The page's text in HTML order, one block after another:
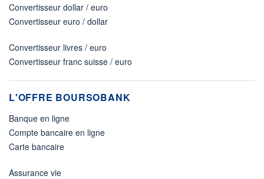
Convertisseur dollar / euro
Convertisseur euro / dollar
Convertisseur livres / euro
Convertisseur franc suisse / euro
L'OFFRE BOURSOBANK
Banque en ligne
Compte bancaire en ligne
Carte bancaire
Assurance vie